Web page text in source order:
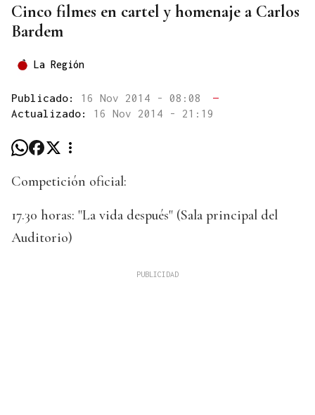
Cinco filmes en cartel y homenaje a Carlos
Bardem
La Región
Publicado: 16 Nov 2014 - 08:08
—
Actualizado: 16 Nov 2014 - 21:19
Competición oficial:
17.30 horas: "La vida después" (Sala principal del
Auditorio)